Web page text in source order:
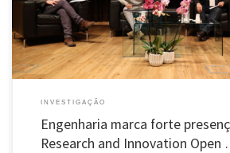
INVESTIGAÇÃO
Engenharia marca forte
Research and Innovation Open